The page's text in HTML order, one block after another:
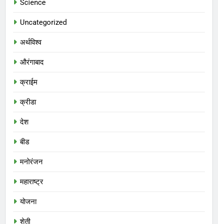
Science
Uncategorized
अर्थविश्व
औरंगाबाद
क्राईम
क्रीडा
देश
बीड
मनोरंजन
महाराष्ट्र
योजना
शेती